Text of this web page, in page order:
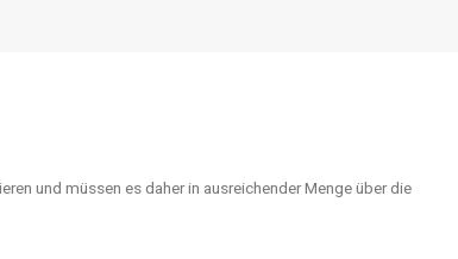
und müssen es daher in ausreichender Menge über die